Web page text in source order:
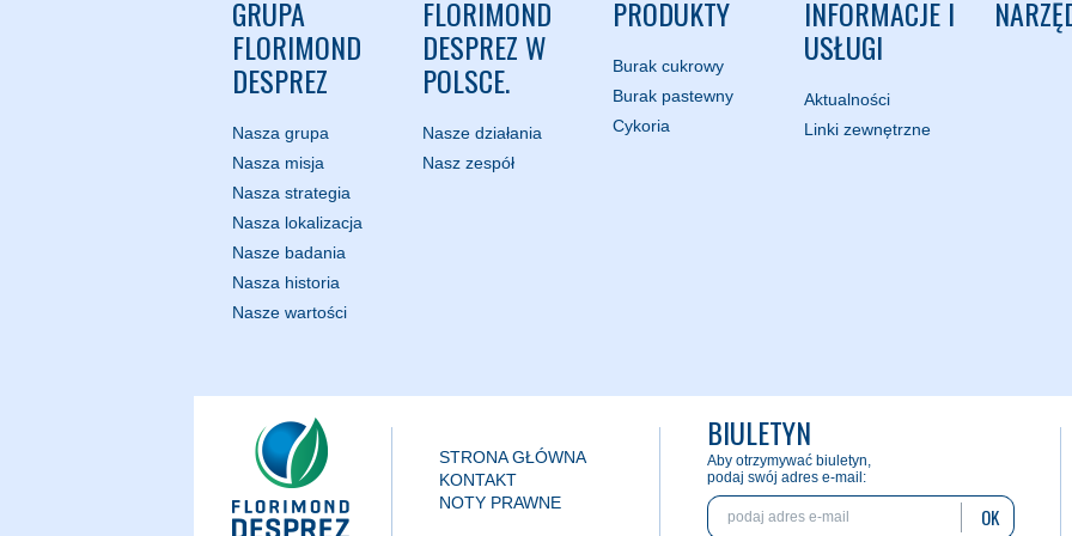
GRUPA
FLORIMOND
DESPREZ
Nasza grupa
Nasza misja
Nasza strategia
Nasza lokalizacja
Nasze badania
Nasza historia
Nasze wartości
FLORIMOND
DESPREZ W
POLSCE.
Nasze działania
Nasz zespół
PRODUKTY
Burak cukrowy
Burak pastewny
Cykoria
INFORMACJE I
USŁUGI
Aktualności
Linki zewnętrzne
STRONA GŁÓWNA
KONTAKT
NOTY PRAWNE
BIULETYN
Aby otrzymywać biuletyn,
podaj swój adres e-mail:
OK